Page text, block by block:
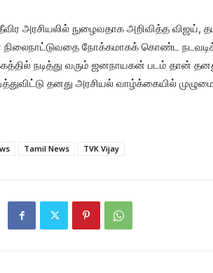
அரசியலில் நுழைவதாக அறிவித்த விஜய்,
நோக்கமாகக் கொண்ட
நடித்து வரும் ஜனநாயகன் படம் தான்
தனது அரசியல் வாழ்க்கையில்
Tamil News TVK Vijay